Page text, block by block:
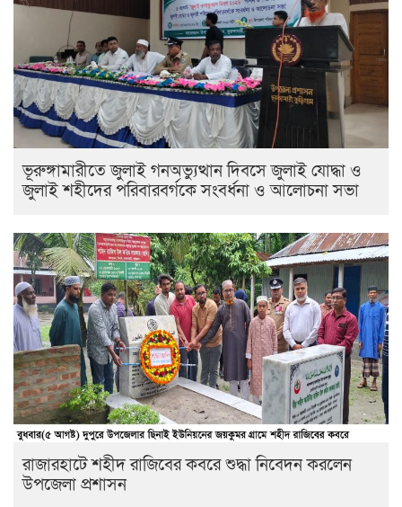
ভূরুঙ্গামারীতে জুলাই গনঅভ্যুত্থান দিবসে জুলাই যোদ্ধা ও
জুলাই শহীদের পরিবারবর্গকে সংবর্ধনা ও আলোচনা সভা
রাজারহাটে শহীদ রাজিবের কবরে শুদ্ধা নিবেদন করলেন
উপজেলা প্রশাসন